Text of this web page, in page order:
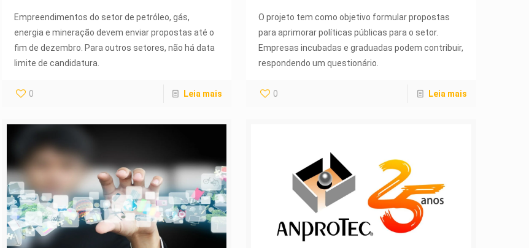
Empreendimentos do setor de petróleo, gás,
energia e mineração devem enviar propostas até o
fim de dezembro. Para outros setores, não há data
limite de candidatura.
0 Leia mais
O projeto tem como objetivo formular propostas
para aprimorar políticas públicas para o setor.
Empresas incubadas e graduadas podem contribuir,
respondendo um questionário.
0 Leia mais